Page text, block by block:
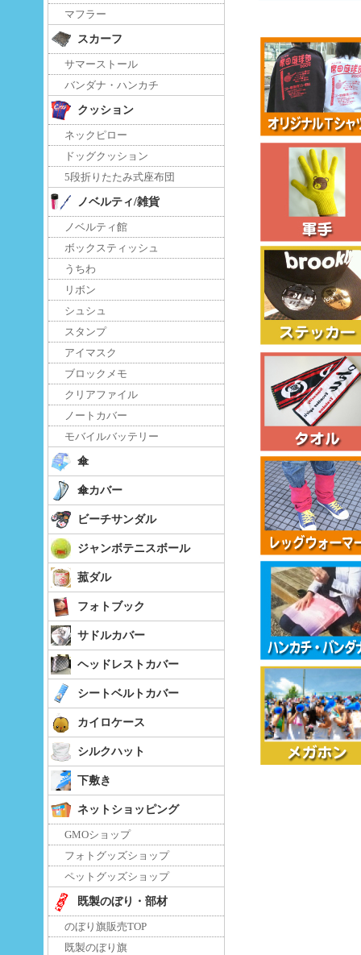
マフラー
スカーフ
サマーストール
バンダナ・ハンカチ
クッション
ネックピロー
ドッグクッション
5段折りたたみ式座布団
ノベルティ/雑貨
ノベルティ館
ボックスティッシュ
うちわ
リボン
シュシュ
スタンプ
アイマスク
ブロックメモ
クリアファイル
ノートカバー
モバイルバッテリー
傘
傘カバー
ビーチサンダル
ジャンボテニスボール
菰ダル
フォトブック
サドルカバー
ヘッドレストカバー
シートベルトカバー
カイロケース
シルクハット
下敷き
ネットショッピング
GMOショップ
フォトグッズショップ
ペットグッズショップ
既製のぼり・部材
のぼり旗販売TOP
既製のぼり旗